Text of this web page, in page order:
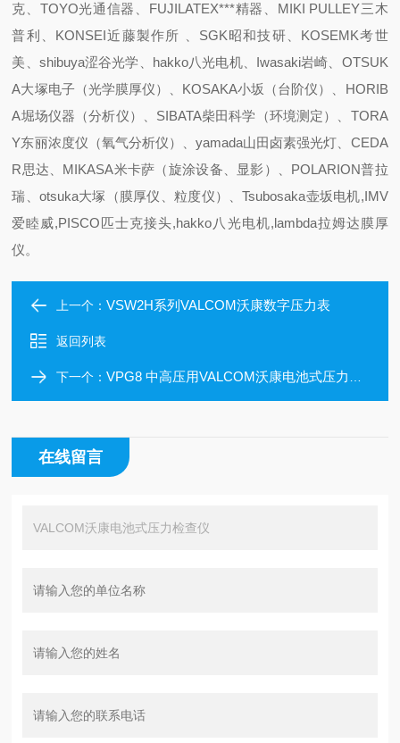
克、TOYO光通信器、FUJILATEX***精器、MIKI PULLEY三木
普利、KONSEI近藤製作所 、SGK昭和技研、KOSEMK考世
美、shibuya涩谷光学、hakko八光电机、Iwasaki岩崎、OTSUK
A大塚电子（光学膜厚仪）、KOSAKA小坂（台阶仪）、HORIB
A堀场仪器（分析仪）、SIBATA柴田科学（环境测定）、TORA
Y东丽浓度仪（氧气分析仪）、yamada山田卤素强光灯、CEDA
R思达、MIKASA米卡萨（旋涂设备、显影）、POLARION普拉
瑞、otsuka大塚（膜厚仪、粒度仪）、Tsubosaka壶坂电机,IMV
爱睦威,PISCO匹士克接头,hakko八光电机,lambda拉姆达膜厚
仪。
上一个：VSW2H系列VALCOM沃康数字压力表
返回列表
下一个：VPG8 中高压用VALCOM沃康电池式压力检查仪
在线留言